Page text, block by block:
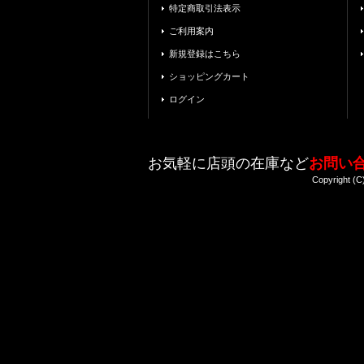
特定商取引法表示
ご利用案内
新規登録はこちら
ショッピングカート
ログイン
お気軽に店頭の在庫などお問い
Copyright